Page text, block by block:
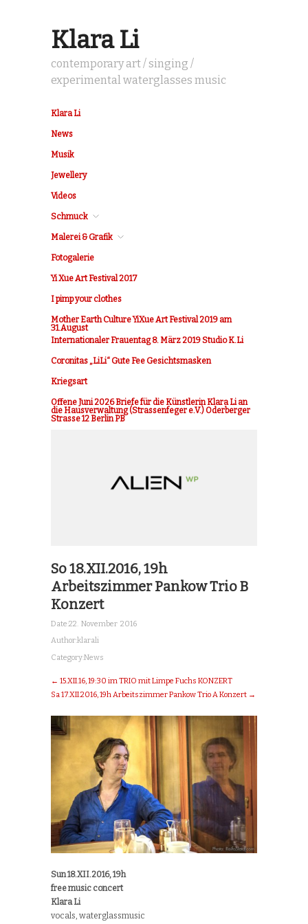
Klara Li
contemporary art / singing /
experimental waterglasses music
Klara Li
News
Musik
Jewellery
Videos
Schmuck
Malerei & Grafik
Fotogalerie
Yi Xue Art Festival 2017
I pimp your clothes
Mother Earth Culture YiXue Art Festival 2019 am
31.August
Internationaler Frauentag 8. März 2019 Studio K.Li
Coronitas „LiLi“ Gute Fee Gesichtsmasken
Kriegsart
Offene Juni 2026 Briefe für die Künstlerin Klara Li an
die Hausverwaltung (Strassenfeger e.V.) Oderberger
Strasse 12 Berlin PB
So 18.XII.2016, 19h
Arbeitszimmer Pankow Trio B
Konzert
Date:22. November 2016
Author:klarali
Category:News
← 15.XII.16, 19:30 im TRIO mit Limpe Fuchs KONZERT
Sa 17.XII.2016, 19h Arbeitszimmer Pankow Trio A Konzert →
Sun 18.XII.2016, 19h
free music concert
Klara Li
vocals, waterglassmusic